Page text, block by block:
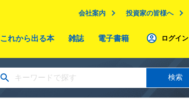
会社案内 投資家の皆様へ
これから出る本 雑誌 電子書籍 ログイン
検索